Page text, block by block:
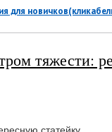
для
тяжести: